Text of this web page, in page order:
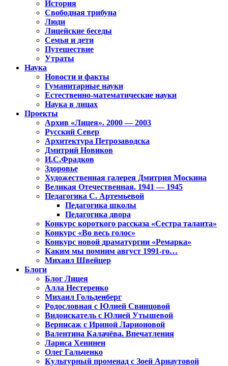
История
Свободная трибуна
Люди
Лицейские беседы
Семья и дети
Путешествие
Утраты
Наука
Новости и факты
Гуманитарные науки
Естественно-математические науки
Наука в лицах
Проекты
Архив «Лицея». 2000 — 2003
Русский Север
Архитектура Петрозаводска
Дмитрий Новиков
И.С.Фрадков
Здоровье
Художественная галерея Дмитрия Москина
Великая Отечественная. 1941 — 1945
Педагогика С. Артемьевой
Педагогика школы
Педагогика двора
Конкурс короткого рассказа «Сестра таланта»
Конкурс «Во весь голос»
Конкурс новой драматургии «Ремарка»
Каким мы помним август 1991-го…
Михаил Швейцер
Блоги
Блог Лицея
Алла Нестеренко
Михаил Гольденберг
Родословная с Юлией Свинцовой
Видоискатель с Юлией Утышевой
Вернисаж с Ириной Ларионовой
Валентина Калачёва. Впечатления
Лариса Хенинен
Олег Гальченко
Культурный променад с Зоей Арнаутовой